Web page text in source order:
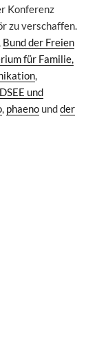
Konferenz
zu verschaffen.
Bund der Freien
für Familie,
,
und
, phaeno undder